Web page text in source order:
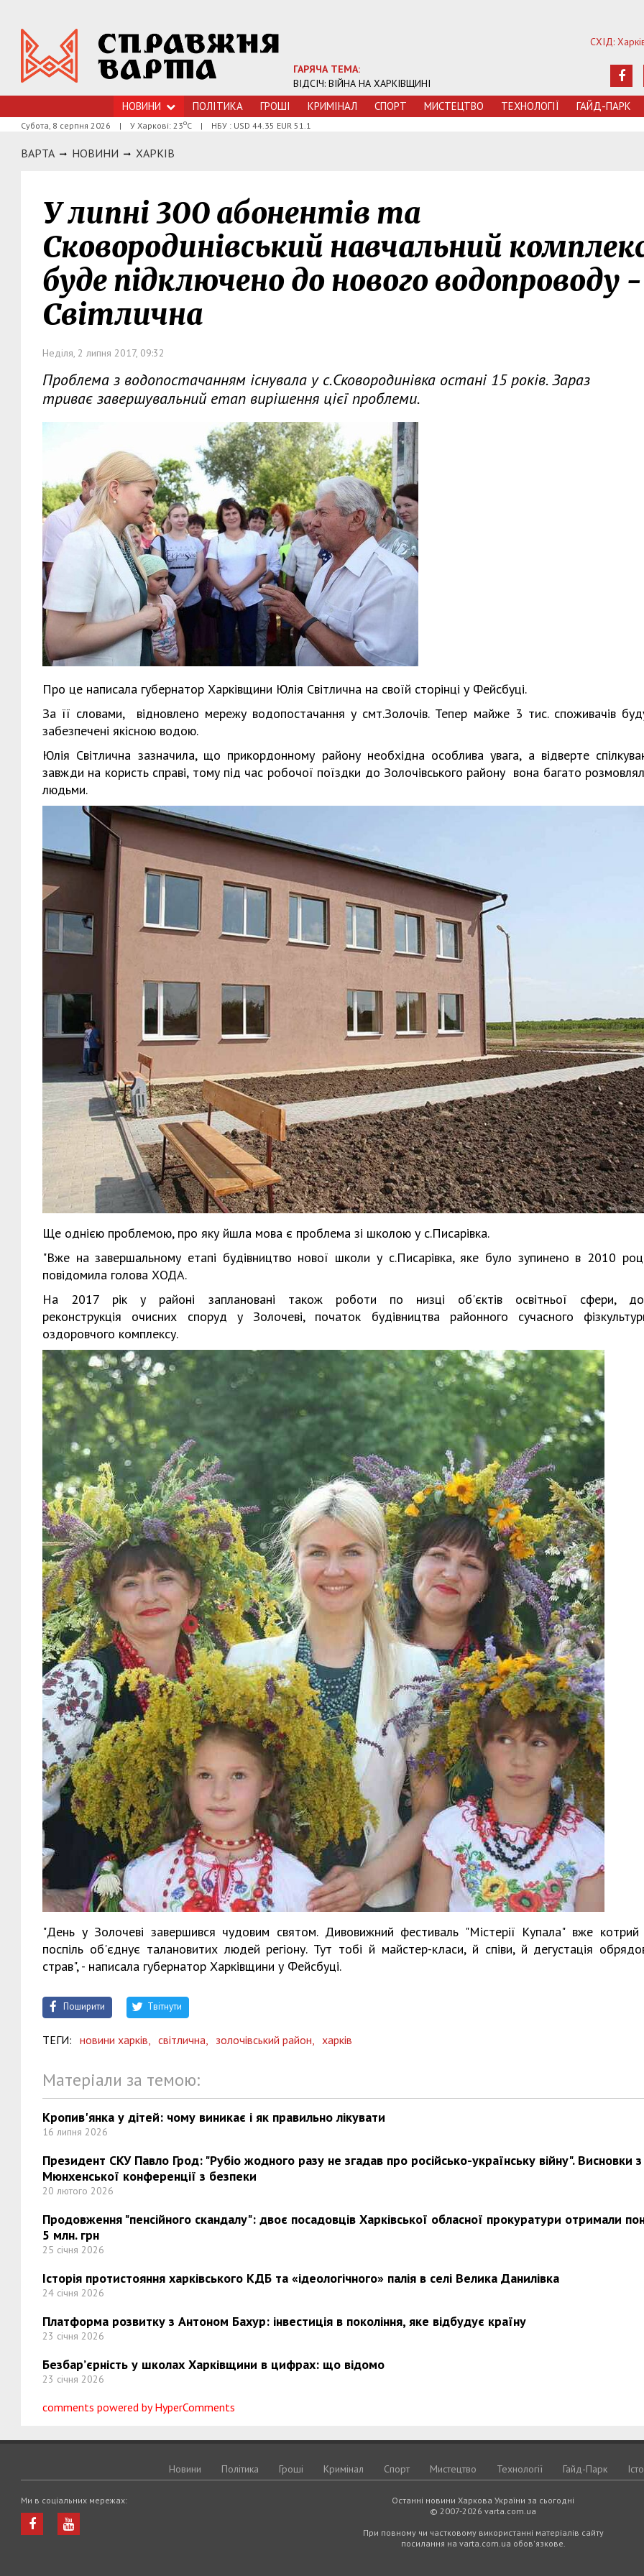
ГАРЯЧА ТЕМА:
ВІДСІЧ: ВІЙНА НА ХАРКІВЩИНІ
СХІД:
НОВИНИ ПОЛІТИКА ГРОШI КРИМIНАЛ СПОРТ МИСТЕЦТВО ТЕХНОЛОГIЇ ГАЙД-ПАРК
Субота, 8 серпня 2026 | У Харкові: 23оС | НБУ : USD 44.35 EUR 51.1
ВАРТА НОВИНИ ХАРКIВ
У липні 300 абонентів та
Сковородинівський навчальний
буде підключено до нового водопроводу -
Світлична
Неділя, 2 липня 2017, 09:32
Проблема з водопостачанням існувала у с.Сковородинівка остані 15 років. Зараз
триває завершувальний етап вирішення цієї проблеми.
Про це написала губернатор Харківщини Юлія Світлична на своїй сторінці у Фейсбуці.
За її словами, відновлено мережу водопостачання у смт.Золочів. Тепер майже 3 тис. споживачів
забезпечені якісною водою.
Юлія Світлична зазначила, що прикордонному району необхідна особлива увага, а відверте
завжди на користь справі, тому під час робочої поїздки до Золочівського району вона багато
людьми.
Ще однією проблемою, про яку йшла мова є проблема зі школою у с.Писарівка.
"Вже на завершальному етапі будівництво нової школи у с.Писарівка, яке було зупинено в 2010
повідомила голова ХОДА.
На 2017 рік у районі заплановані також роботи по низці об'єктів освітньої сфери,
реконструкція очисних споруд у Золочеві, початок будівництва районного сучасного
оздоровчого комплексу.
"День у Золочеві завершився чудовим святом. Дивовижний фестиваль "Містерії Купала" вже котрий
поспіль об'єднує талановитих людей регіону. Тут тобі й майстер-класи, й співи, й дегустація
страв", - написала губернатор Харківщини у Фейсбуці.
Поширити Твітнути
ТЕГИ: новини харків, світлична, золочівський район, харків
Матеріали за темою:
Кропив'янка у дітей: чому виникає і як правильно лікувати
16 липня 2026
Президент СКУ Павло Грод: "Рубіо жодного разу не згадав про російсько-українську війну". Висновки з
Мюнхенської конференції з безпеки
20 лютого 2026
Продовження "пенсійного скандалу": двоє посадовців Харківської обласної прокуратури отримали
5 млн. грн
25 січня 2026
Історія протистояння харківського КДБ та «ідеологічного» палія в селі Велика Данилівка
24 січня 2026
Платформа розвитку з Антоном Бахур: інвестиція в покоління, яке відбудує країну
23 січня 2026
Безбар’єрність у школах Харківщини в цифрах: що відомо
23 січня 2026
comments powered by HyperComments
Харковом ширяться добрі
Новини Політика Грошi Кримiнал Спорт Мистецтво Технологiї Гайд-Парк
Останні новини Харкова України за сьогодні
© 2007-2026 varta.com.ua
При повному чи частковому використанні матеріалів сайту
посилання на varta.com.ua обов'язкове.
Ми в соціальних мережах: